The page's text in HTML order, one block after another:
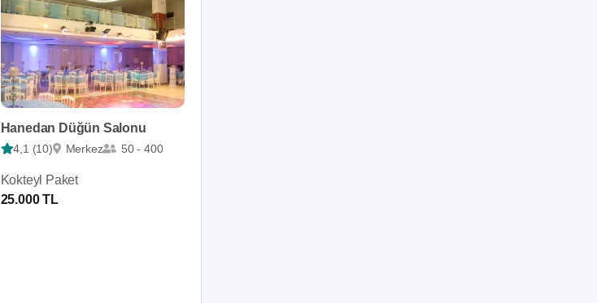
Hanedan Düğün Salonu
4,1 (10) Merkez 50 - 400
Kokteyl Paket
25.000 TL